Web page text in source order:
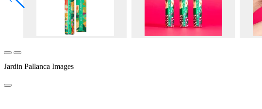
Jardin Pallanca Images